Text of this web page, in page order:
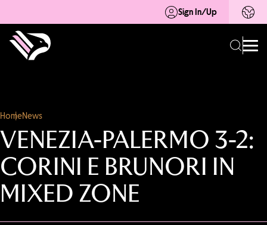
Sign In/Up
HomeNews
VENEZIA-PALERMO 3-2:
CORINI E BRUNORI IN
MIXED ZONE